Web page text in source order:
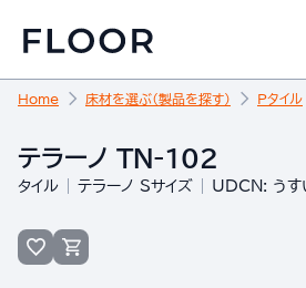
Home 床材を選ぶ（製品を探す） Pタイル
テラーノ TN-102
タイル テラーノ Sサイズ UDCN: うす